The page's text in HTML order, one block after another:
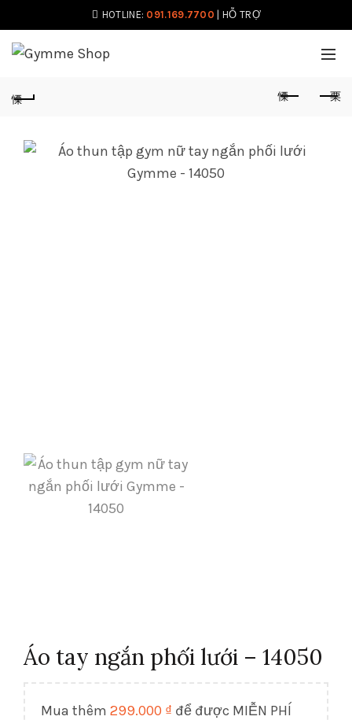
HOTLINE: 091.169.7700 HỖ TRỢ
Áo tay ngắn phối lưới – 14050
Mua thêm 299.000 ₫ để được MIỄN PHÍ